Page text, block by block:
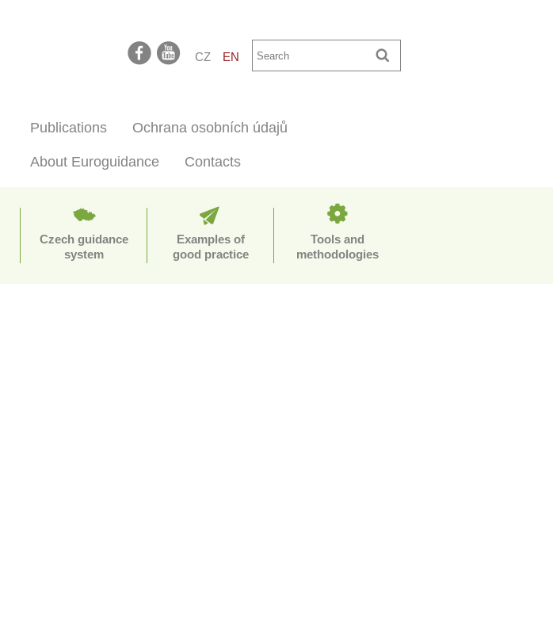
CZ EN
Publications Ochrana osobních údajů
About Euroguidance Contacts
Czech guidance
system
Examples of
good practice
Tools and
methodologies